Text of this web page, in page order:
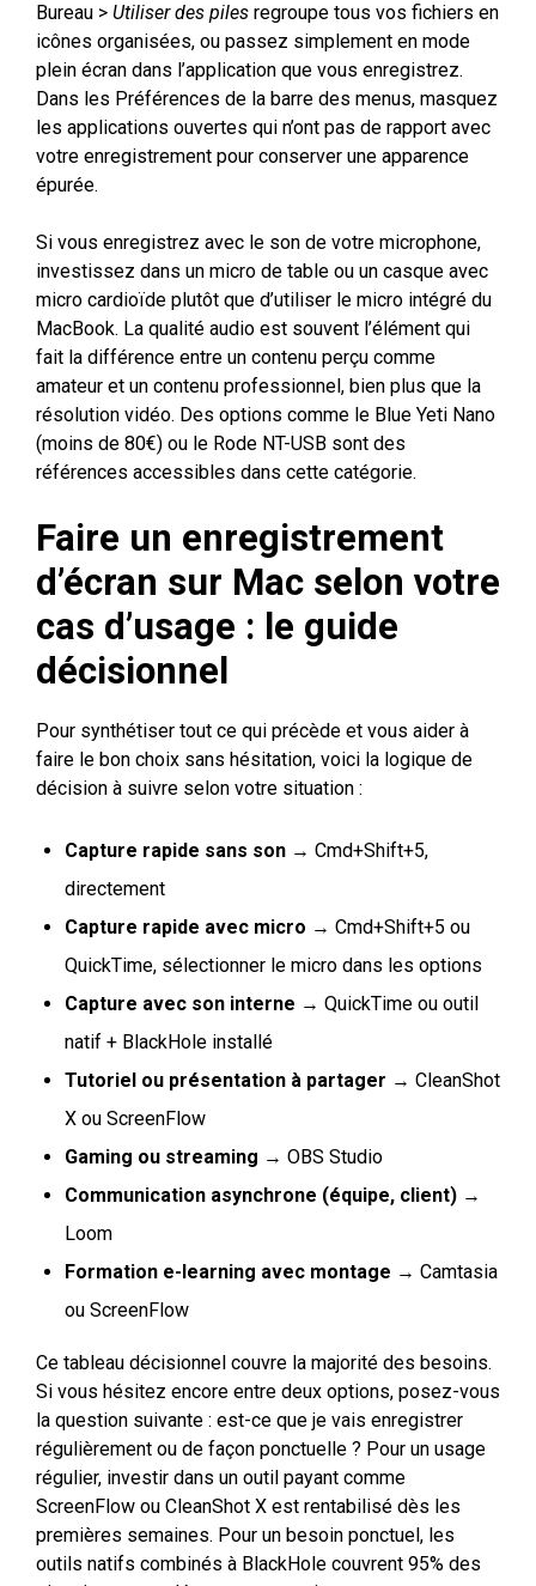
Bureau > Utiliser des piles regroupe tous vos fichiers en
icônes organisées, ou passez simplement en mode
plein écran dans l’application que vous enregistrez.
Dans les Préférences de la barre des menus, masquez
les applications ouvertes qui n’ont pas de rapport avec
votre enregistrement pour conserver une apparence
épurée.
Si vous enregistrez avec le son de votre microphone,
investissez dans un micro de table ou un casque avec
micro cardioïde plutôt que d’utiliser le micro intégré du
MacBook. La qualité audio est souvent l’élément qui
fait la différence entre un contenu perçu comme
amateur et un contenu professionnel, bien plus que la
résolution vidéo. Des options comme le Blue Yeti Nano
(moins de 80€) ou le Rode NT-USB sont des
références accessibles dans cette catégorie.
Faire un enregistrement
d’écran sur Mac selon votre
cas d’usage : le guide
décisionnel
Pour synthétiser tout ce qui précède et vous aider à
faire le bon choix sans hésitation, voici la logique de
décision à suivre selon votre situation :
Capture rapide sans son → Cmd+Shift+5,
directement
Capture rapide avec micro → Cmd+Shift+5 ou
QuickTime, sélectionner le micro dans les options
Capture avec son interne → QuickTime ou outil
natif + BlackHole installé
Tutoriel ou présentation à partager → CleanShot
X ou ScreenFlow
Gaming ou streaming → OBS Studio
Communication asynchrone (équipe, client) →
Loom
Formation e-learning avec montage → Camtasia
ou ScreenFlow
Ce tableau décisionnel couvre la majorité des besoins.
Si vous hésitez encore entre deux options, posez-vous
la question suivante : est-ce que je vais enregistrer
régulièrement ou de façon ponctuelle ? Pour un usage
régulier, investir dans un outil payant comme
ScreenFlow ou CleanShot X est rentabilisé dès les
premières semaines. Pour un besoin ponctuel, les
outils natifs combinés à BlackHole couvrent 95% des